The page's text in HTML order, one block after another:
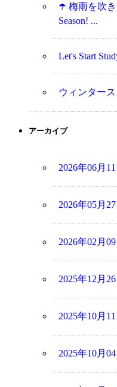
☂️ 梅雨を吹き
Season! ...
Let's Start
ウィンター
アーカイブ
2026年06月
2026年05月
2026年02月
2025年12月
2025年10月
2025年10月